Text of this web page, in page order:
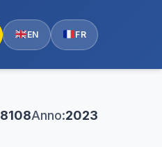
EN FR
8108Anno:2023